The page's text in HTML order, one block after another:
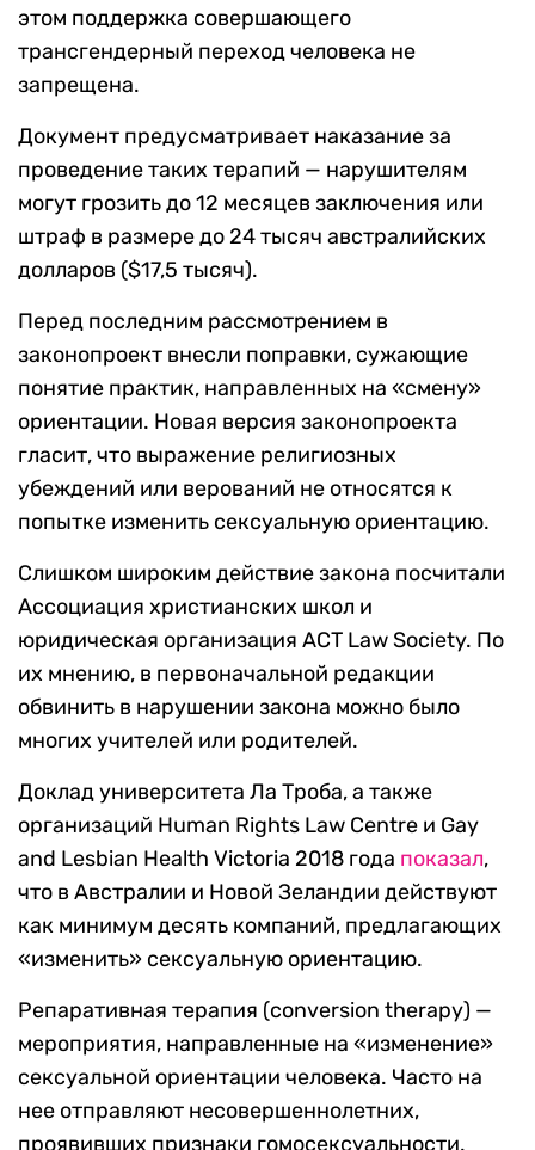
этом поддержка совершающего
трансгендерный переход человека не
запрещена.
Документ предусматривает наказание за
проведение таких терапий — нарушителям
могут грозить до 12 месяцев заключения или
штраф в размере до 24 тысяч австралийских
долларов ($17,5 тысяч).
Перед последним рассмотрением в
законопроект внесли поправки, сужающие
понятие практик, направленных на «смену»
ориентации. Новая версия законопроекта
гласит, что выражение религиозных
убеждений или верований не относятся к
попытке изменить сексуальную ориентацию.
Слишком широким действие закона посчитали
Ассоциация христианских школ и
юридическая организация ACT Law Society. По
их мнению, в первоначальной редакции
обвинить в нарушении закона можно было
многих учителей или родителей.
Доклад университета Ла Троба, а также
организаций Human Rights Law Centre и Gay
and Lesbian Health Victoria 2018 года показал,
что в Австралии и Новой Зеландии действуют
как минимум десять компаний, предлагающих
«изменить» сексуальную ориентацию.
Репаративная терапия (conversion therapy) —
мероприятия, направленные на «изменение»
сексуальной ориентации человека. Часто на
нее отправляют несовершеннолетних,
проявивших признаки гомосексуальности.